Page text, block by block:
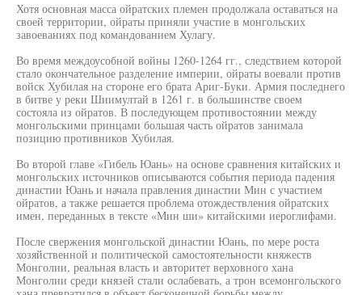
Хотя основная масса ойратских племен продолжала оставаться на
своей территории, ойраты приняли участие в монгольских
завоеваниях под командованием Хулагу.
Во время междоусобной войны 1260-1264 гг., следствием которой
стало окончательное разделение империи, ойраты воевали против
войск Хубилая на стороне его брата Ариг-Буки. Армия последнего
в битве у реки Шиимултай в 1261 г. в большинстве своем
состояла из ойратов. В последующем противостоянии между
монгольскими принцами большая часть ойратов занимала
позицию противников Хубилая.
Во второй главе «Гибель Юань» на основе сравнения китайских и
монгольских источников описываются события периода падения
династии Юань и начала правления династии Мин с участием
ойратов, а также решается проблема отождествления ойратских
имен, переданных в тексте «Мин ши» китайскими иероглифами.
После свержения монгольской династии Юань, по мере роста
хозяйственной и политической самостоятельности княжеств
Монголии, реальная власть и авторитет верховного хана
Монголии среди князей стали ослабевать, а трон всемонгольского